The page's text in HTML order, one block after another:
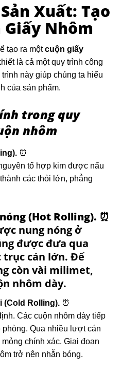
Xuất: Tạo
Giấy Nhôm
tạo ra mộtcuộn giấy
là cả một quy trình công
này giúp chúng ta hiểu
của sản phẩm.
trong quy
nhôm
⏰
tố hợp kim được nấu
các thỏi lớn, phẳng
(Hot Rolling). ⏰
nung nóng ở
được đưa qua
trục cán lớn. Để
còn vài milimet,
nhôm dày.
(Cold Rolling). ⏰
Các cuộn nhôm dày tiếp
Qua nhiều lượt cán
chính xác. Giai đoạn
trở nên nhẵn bóng.